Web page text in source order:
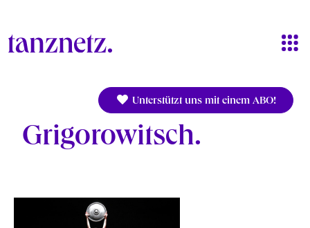
Unterstützt uns mit einem ABO!
Grigorowitsch